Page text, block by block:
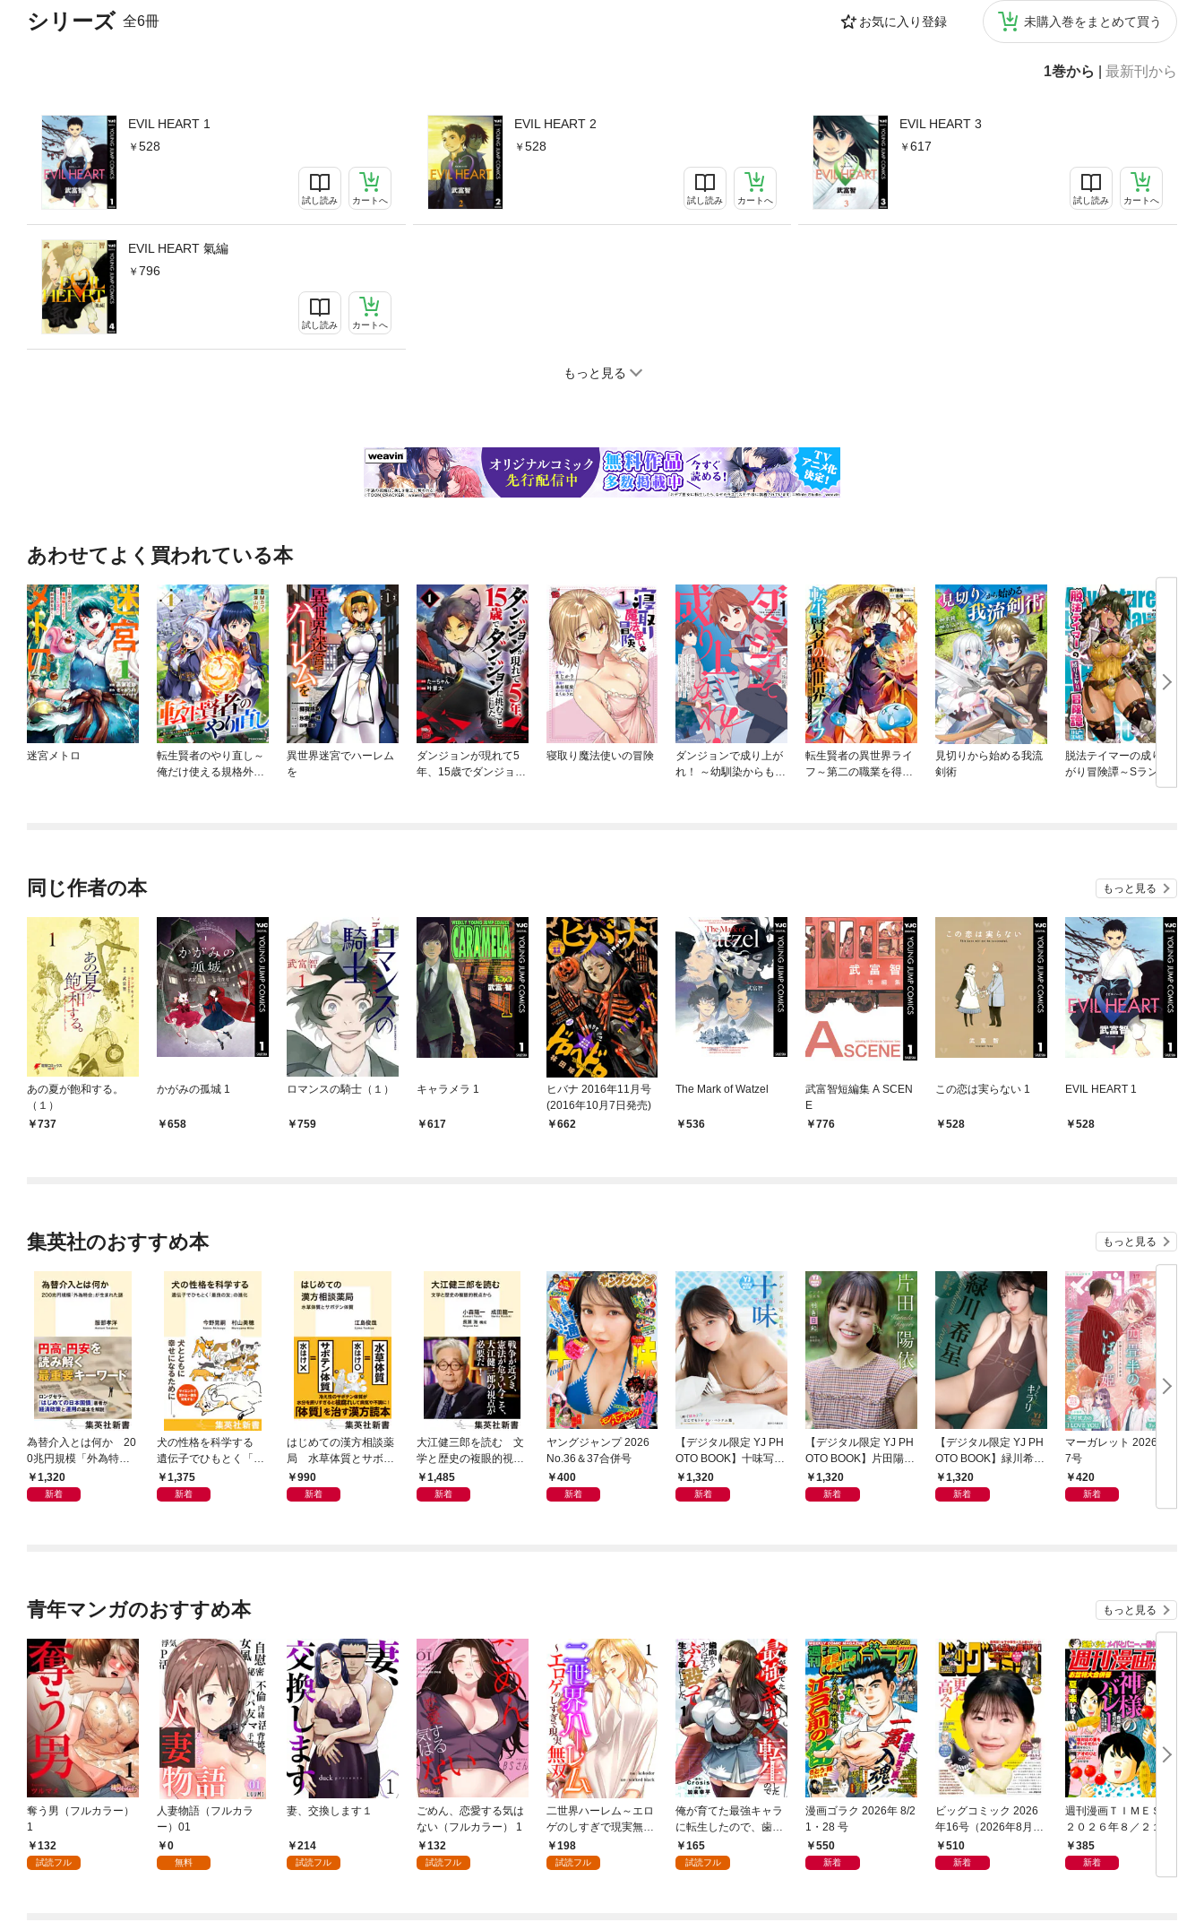
シリーズ 全6冊 お気に入り登録 未購入巻をまとめて買う
1巻から 最新刊から
EVIL HEART 1
528
試し読み カートへ
EVIL HEART 2
528
試し読み カートへ
EVIL HEART 3
617
試し読み カートへ
EVIL HEART 氣編
796
試し読み カートへ
もっと見る
あわせてよく買われている本
迷宮メトロ
転生賢者のやり直し～
俺だけ使える規格外魔
異世界迷宮でハーレム
を
ダンジョンが現れて5
年、15歳でダンジョン
寝取り魔法使いの冒険
ダンジョンで成り上が
れ！ ～幼馴染からも嫌
転生賢者の異世界ライ
フ～第二の職業を得
見切りから始める我流
剣術
脱法テイマーの成り上
がり冒険譚～Sランク
美少女冒険者が俺の獣
同じ作者の本 もっと見る
あの夏が飽和する。
（１）
737
かがみの孤城 1
658
ロマンスの騎士（１）
759
キャラメラ 1
617
ヒバナ 2016年11月号
(2016年10月7日発売)
662
The Mark of Watzel
536
武富智短編集 A SCEN
E
776
この恋は実らない 1
528
EVIL HEART 1
528
集英社のおすすめ本 もっと見る
為替介入とは何か 20
0兆円規模「外為特
会」が生まれた謎
1,320
新着
犬の性格を科学する
遺伝子でひもとく「最
良の友」の進化
1,375
新着
はじめての漢方相談薬
局 水草体質とサボテ
ン体質
990
新着
大江健三郎を読む 文
学と歴史の複眼的視点
から1,485
新着
ヤングジャンプ 2026
No.36＆37合併号
400
新着
【デジタル限定 YJ PH
OTO BOOK】十味写真
集「続・『ぽみ』！？
どこでもトレイン・ベ
1,320
新着
【デジタル限定 YJ PH
OTO BOOK】片田陽依
写真集「羽色日和」
1,320
新着
【デジタル限定 YJ PH
OTO BOOK】緑川希星
写真集「きらら、キラ
リ」
1,320
新着
マーガレット 2026年1
7号
420
新着
青年マンガのおすすめ本 もっと見る
奪う男（フルカラー）
1
132
試読フル
人妻物語（フルカラ
ー）01
0
無料
妻、交換します１
214
試読フル
ごめん、恋愛する気は
ない（フルカラー） 1
132
試読フル
二世界ハーレム～エロ
ゲのしすぎで現実無双
～１198
試読フル
俺が育てた最強キャラ
に転生したので、歯向
かうヤツはすべてぶん
殴って生きる事にしま
165
試読フル
漫画ゴラク 2026年 8/2
1・28 号
550
新着
ビッグコミック 2026
年16号（2026年8月7
日発売）
510
新着
週刊漫画ＴＩＭＥＳ
２０２６年８／２１・
２８合併号
385
新着